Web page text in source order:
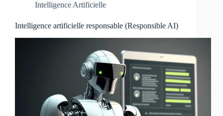
Intelligence Artificielle
Intelligence artificielle responsable (Responsible AI)